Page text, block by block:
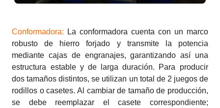
Conformadora:
La conformadora cuenta con un marco
robusto de hierro forjado y transmite la potencia
mediante cajas de engranajes, garantizando así una
estructura estable y de larga duración. Para producir
dos tamaños distintos, se utilizan un total de 2 juegos de
rodillos o casetes. Al cambiar de tamaño de producción,
se debe reemplazar el casete correspondiente;